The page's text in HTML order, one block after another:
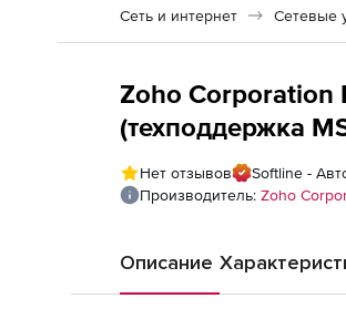
Сеть и интернет Сетевые
Zoho Corporation
(техподдержка
fee for 50
Нет отзывов
Softline -
Производитель: Zoho
Описание